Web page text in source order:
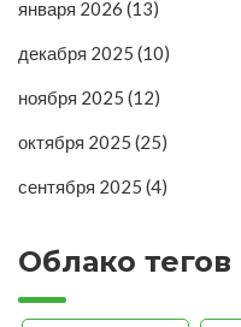
января 2026 (13)
декабря 2025 (10)
ноября 2025 (12)
октября 2025 (25)
сентября 2025 (4)
Облако тегов